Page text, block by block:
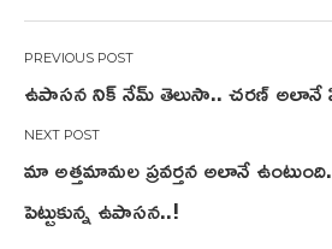
Post
navigation
ఉపాసన నిక్ నేమ్ తెలుసా.. చరణ్ అలానే
మా అత్తమామల ప్రవర్తన అలానే
పెట్టుకున్న ఉపాసన..!